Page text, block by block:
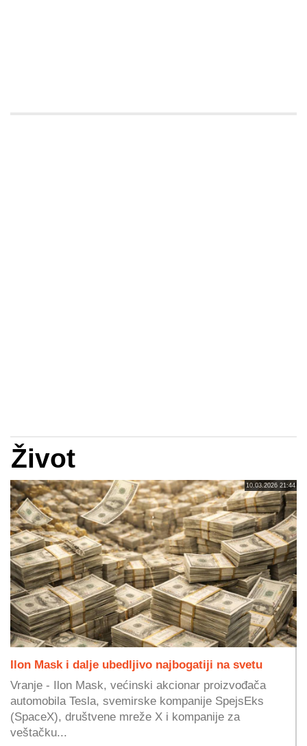
Život
10.03.2026 21:44
Ilon Mask i dalje ubedljivo najbogatiji na svetu
Vranje - Ilon Mask, većinski akcionar proizvođača
automobila Tesla, svemirske kompanije SpejsEks
(SpaceX), društvene mreže X i kompanije za
veštačku...